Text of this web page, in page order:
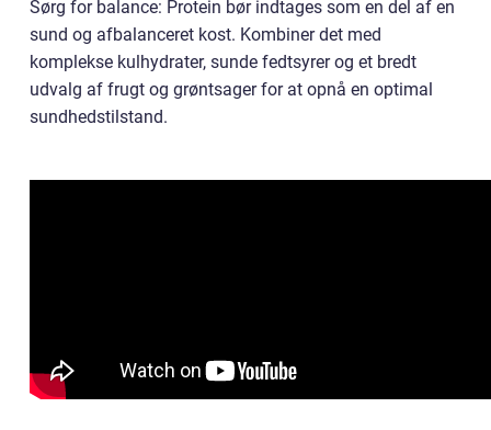
Sørg for balance: Protein bør indtages som en del af en
sund og afbalanceret kost. Kombiner det med
komplekse kulhydrater, sunde fedtsyrer og et bredt
udvalg af frugt og grøntsager for at opnå en optimal
sundhedstilstand.